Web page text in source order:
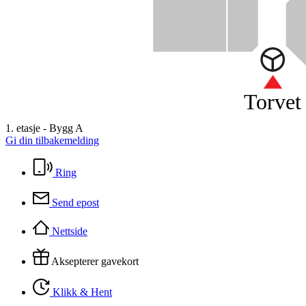
Torvet
1. etasje - Bygg A
Gi din tilbakemelding
Ring
Send epost
Nettside
Aksepterer gavekort
Klikk & Hent